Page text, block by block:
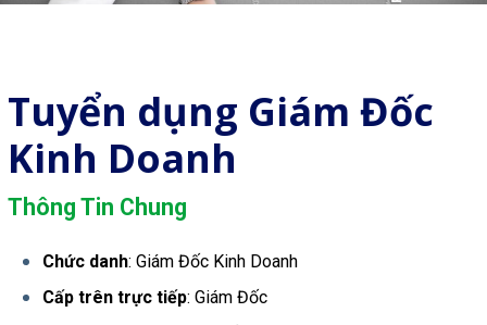
Tuyển dụng Giám Đốc
Kinh Doanh
Thông Tin Chung
Chức danh: Giám Đốc Kinh Doanh
Cấp trên trực tiếp: Giám Đốc